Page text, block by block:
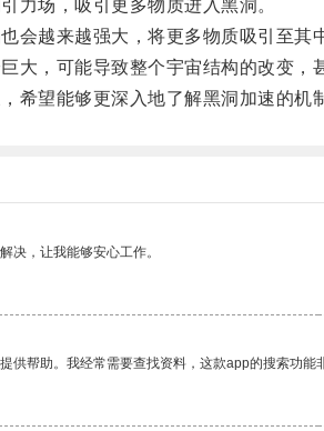
场，吸引更多物质进入黑洞。
越来越强大，将更多物质吸引至其
，可能导致整个宇宙结构的改变，
望能够更深入地了解黑洞加速的机
决，让我能够安心工作。
供帮助。我经常需要查找资料，这款app的搜索功能